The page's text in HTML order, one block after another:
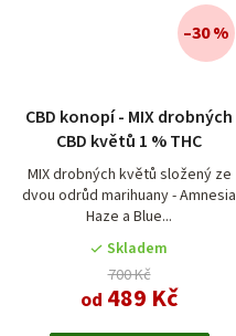
CBD konopí - MIX drobných
CBD květů 1 % THC
MIX drobných květů složený ze
dvou odrůd marihuany - Amnesia
Haze a Blue...
Skladem
700 Kč
od 489 Kč
–30 %